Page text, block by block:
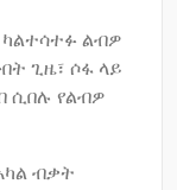
ልብዎ
ጊዜ፣ ሶፋ ላይ
የልብዎ
ብቃት